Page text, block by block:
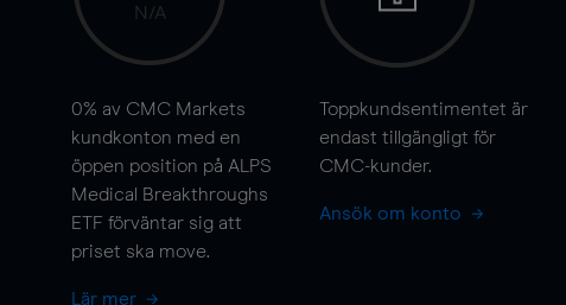
N/A
0% av CMC Markets
kundkonton med en
öppen position på ALPS
Medical Breakthroughs
ETF förväntar sig att
priset ska move.
Lär mer
Toppkundsentimentet är
endast tillgängligt för
CMC-kunder.
Ansök om konto